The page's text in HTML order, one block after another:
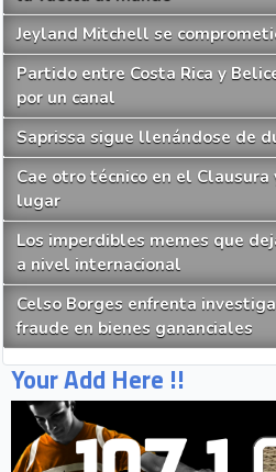
Jeyland Mitchell se
Partido entre Costa Rica y
por un canal
Saprissa sigue llenándose de
Cae otro técnico en el
lugar
Los imperdibles memes que
a nivel internacional
Celso Borges enfrenta
fraude en bienes gananciales
Your Add Here !!